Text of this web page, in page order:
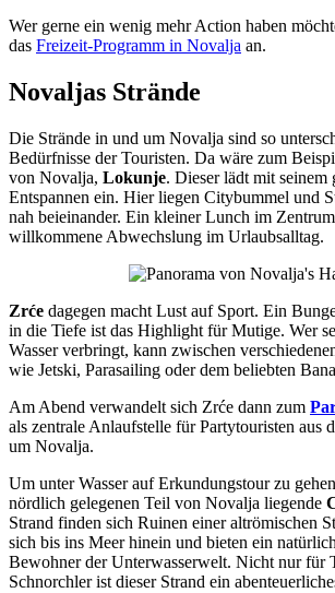
Wer gerne ein wenig mehr Action haben
das Freizeit-Programm in Novalja an.
Novaljas Strände
Die Strände in und um Novalja sind so
Bedürfnisse der Touristen. Da wäre zum
von Novalja, Lokunje. Dieser lädt mit seinem
Entspannen ein. Hier liegen Citybummel und
nah beieinander. Ein kleiner Lunch im
willkommene Abwechslung im Urlaubsalltag.
Zrće dagegen macht Lust auf Sport. Ein
in die Tiefe ist das Highlight für Mutige. Wer
Wasser verbringt, kann zwischen
wie Jetski, Parasailing oder dem beliebten
Am Abend verwandelt sich Zrće dann zum
als zentrale Anlaufstelle für Partytouristen aus
um Novalja.
Um unter Wasser auf Erkundungstour zu
nördlich gelegenen Teil von Novalja liegende
Strand finden sich Ruinen einer altrömischen
sich bis ins Meer hinein und bieten ein
Bewohner der Unterwasserwelt. Nicht nur für
Schnorchler ist dieser Strand ein